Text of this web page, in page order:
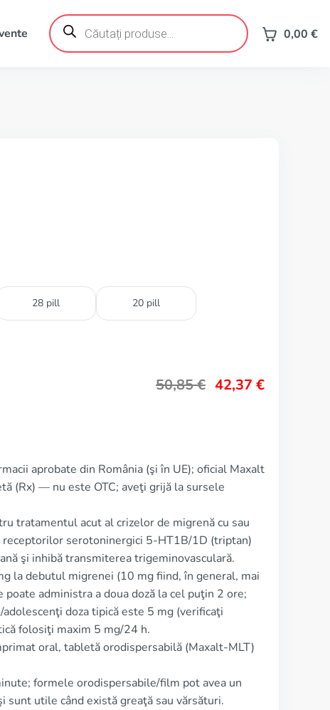
Products
search 0,00 €
28 pill 20 pill
50,85€ 42,37 €
aprobate din România (şi în UE); oficial Maxalt
(Rx) — nu este OTC; aveţi grijă la sursele
tratamentul acut al crizelor de migrenă cu sau
serotoninergici 5‑HT1B/1D (triptan)
şi inhibă transmiterea trigeminovasculară.
la debutul migrenei (10 mg fiind, în general, mai
poate administra a doua doză la cel puţin 2 ore;
doza tipică este 5 mg (verificaţi
folosiţi maxim 5 mg/24 h.
oral, tabletă orodispersabilă (Maxalt‑MLT)
formele orodispersabile/film pot avea un
utile când există greaţă sau vărsături.